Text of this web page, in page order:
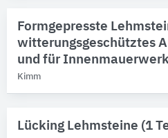
Formgepresste
witterungsgeschütztes
und für
Kimm
Lücking Lehmsteine (1